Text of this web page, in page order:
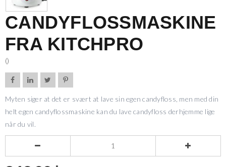
CANDYFLOSSMASKINE
FRA KITCHPRO
()
   
Myten siger at det er svært at lave sin egen candyfloss, men med din
helt egen candyflossmaskine kan du lave candyfloss derhjemme lige
når du vil.
 